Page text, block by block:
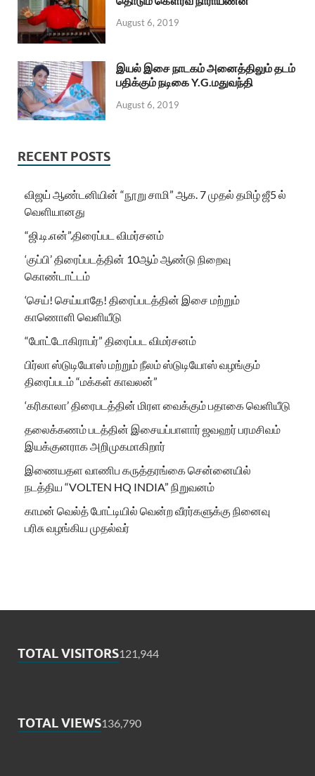
August 6, 2019
இயல் இசை நாடகம் அனைத்திலும் தடம்
பதிக்கும் நடிகை Y.G.மதுவந்தி
August 6, 2019
RECENT POSTS
விஜய் ஆண்டனியின் “நூறு சாமி” ஆக. 7 முதல் தமிழ் ஜீ5 ல்
வெளியானது
“ஜி.டி.என்”.திரைப்பட விமர்சனம்
‘குப்பி’ திரைப்படத்தின் 10ஆம் ஆண்டு நிறைவு
கொண்டாட்டம்
‘செய்! செய்யாதே! திரைப்படத்தின் இசை மற்றும்
காணொளி வெளியீடு
“போட்டோகிராபர்” திரைப்பட விமர்சனம்
பிர்லா ஸ்டுடியோஸ் மற்றும் நீலம் ஸ்டுடியோஸ் வழங்கும்
திரைப்படம் “மக்கள் காவலன்”
‘கரிகாலா’ திரைபடத்தின் மிரள வைக்கும் பதாகை வெளியீடு
தலைக்கணம் படத்தின் இசையப்பாளார் ஜவஹர் பரமசிவம்
இயக்குனராக அறிமுகமாகிறார்
இணையதள வாணிப கருத்தரங்கை சென்னையில்
நடத்திய “VOLTEN HQ INDIA” நிறுவனம்
காமன் வெல்த் போட்டியில் வென்ற வீரர்களுக்கு நினைவு
பரிசு வழங்கிய முதல்வர்
TOTAL VISITORS121,944
TOTAL VIEWS136,790